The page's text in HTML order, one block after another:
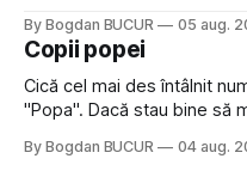
a dovedit că jumătatea
dubioasă...) 2. Băgăm la
By Bogdan BUCUR 05 aug.
Copii popei
Cică cel mai des întâlnit
"Popa". Dacă stau bine să
Dexonline spune de
By Bogdan BUCUR 04 aug.